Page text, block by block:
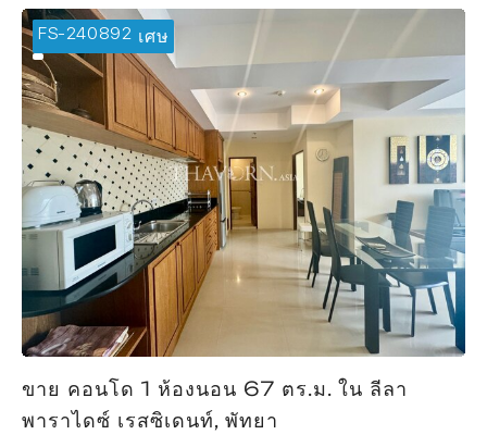
FS-240892
🔥 ข้อเสนอพิเศษ
ขาย คอนโด 1 ห้องนอน 67 ตร.ม. ใน ลีลา
พาราไดซ์ เรสซิเดนท์, พัทยา